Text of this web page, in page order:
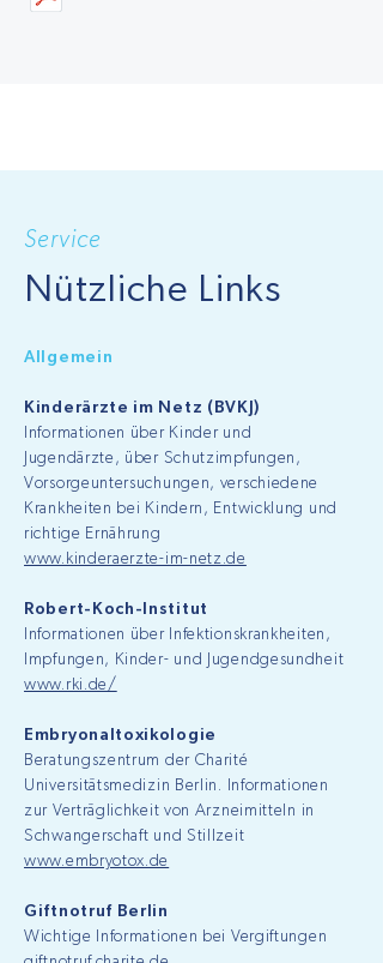
Service
Nützliche Links
Allgemein
Kinderärzte im Netz (BVKJ)
Informationen über Kinder und
Jugendärzte, über Schutzimpfungen,
Vorsorgeuntersuchungen, verschiedene
Krankheiten bei Kindern, Entwicklung und
richtige Ernährung
www.kinderaerzte-im-netz.de
Robert-Koch-Institut
Informationen über Infektionskrankheiten,
Impfungen, Kinder- und Jugendgesundheit
www.rki.de/
Embryonaltoxikologie
Beratungszentrum der Charité
Universitätsmedizin Berlin. Informationen
zur Verträglichkeit von Arzneimitteln in
Schwangerschaft und Stillzeit
www.embryotox.de
Giftnotruf Berlin
Wichtige Informationen bei Vergiftungen